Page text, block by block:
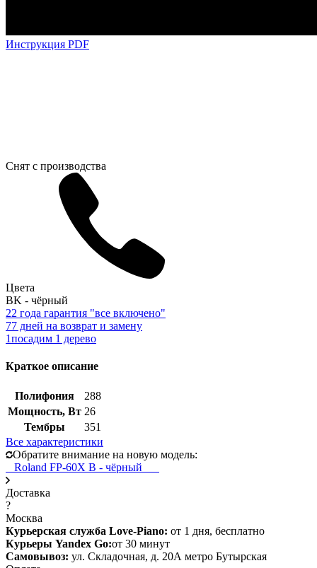
Инструкция PDF
Снят с производства
Цвета
BK - чёрный
22 года гарантия "все включено"
77 дней на возврат и замену
1посадим 1 дерево
Краткое описание
Полифония
288
Мощность, Вт 26
Тембры
351
Все характеристики
Обратите внимание на новую модель:
Roland FP-60X B - чёрный
Доставка
?
Москва
Курьерская служба Love-Piano: от 1 дня, бесплатно
Курьеры Yandex Go:от 30 минут
Самовывоз: ул. Складочная, д. 20А метро Бутырская